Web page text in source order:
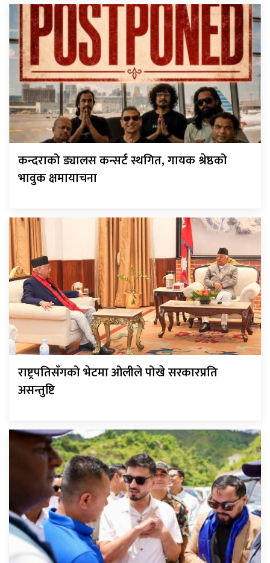
कन्दराको ड्यालस कन्सर्ट स्थगित, गायक श्रेष्ठको
भावुक क्षमायाचना
राष्ट्रपतिसँगको भेटमा ओलीले पोखे सरकारप्रति
असन्तुष्टि